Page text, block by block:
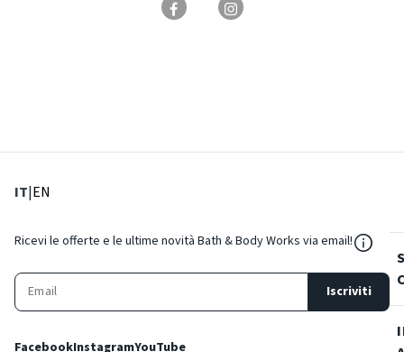
IT: Lingua corrente
|EN
Ricevi le offerte e le ultime novità Bath & Body Works via email!
Iscriviti
FacebookInstagramYouTube